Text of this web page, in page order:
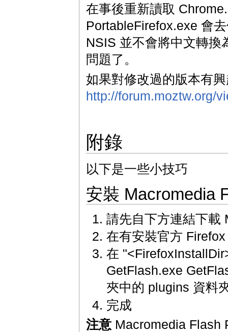
在事後重新讀取
PortableFirefox.exe 會
NSIS 並不會將中文轉換
問題了。
如果對修改過的版本有
http://forum.moztw.org/
附錄
以下是一些小技巧
安裝 Macromedia
請先自下方連結下
在有安裝官方
在
GetFlash.exe
夾中的 plugins 資料
完成
注意Macromedia Flash